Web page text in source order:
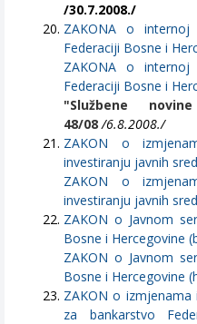
/30.7.2008./
ZAKONA o
Federaciji Bosne i
ZAKONA o
Federaciji Bosne i
"Službene
48/08 /6.8.2008./
ZAKON o
investiranju javnih
ZAKON o
investiranju javnih
ZAKON o Javnom
Bosne i Hercegovine
ZAKON o Javnom
Bosne i Hercegovine
ZAKON o
za bankarstvo